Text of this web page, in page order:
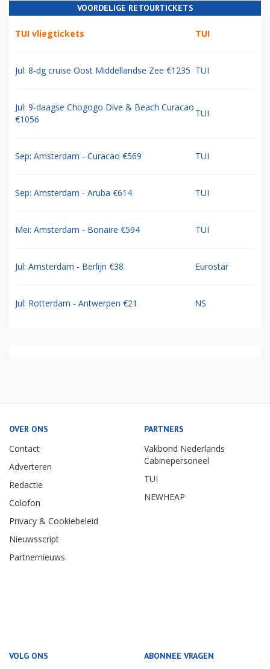
VOORDELIGE RETOURTICKETS
TUI vliegtickets TUI
Jul: 8-dg cruise Oost Middellandse Zee €1235 TUI
Jul: 9-daagse Chogogo Dive & Beach Curacao
€1056
TUI
Sep: Amsterdam - Curacao €569 TUI
Sep: Amsterdam - Aruba €614 TUI
Mei: Amsterdam - Bonaire €594 TUI
Jul: Amsterdam - Berlijn €38 Eurostar
Jul: Rotterdam - Antwerpen €21 NS
OVER ONS
Contact
Adverteren
Redactie
Colofon
Privacy & Cookiebeleid
Nieuwsscript
Partnernieuws
PARTNERS
Vakbond Nederlands
Cabinepersoneel
TUI
NEWHEAP
VOLG ONS ABONNEE VRAGEN